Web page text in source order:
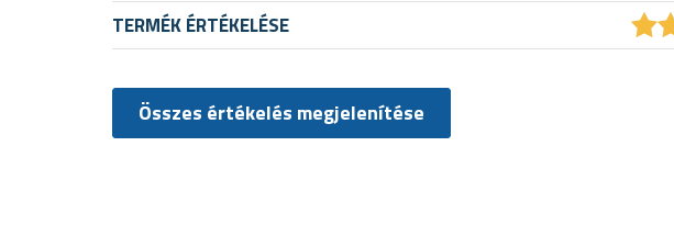
TERMÉK ÉRTÉKELÉSE ★
★
Összes értékelés megjelenítése